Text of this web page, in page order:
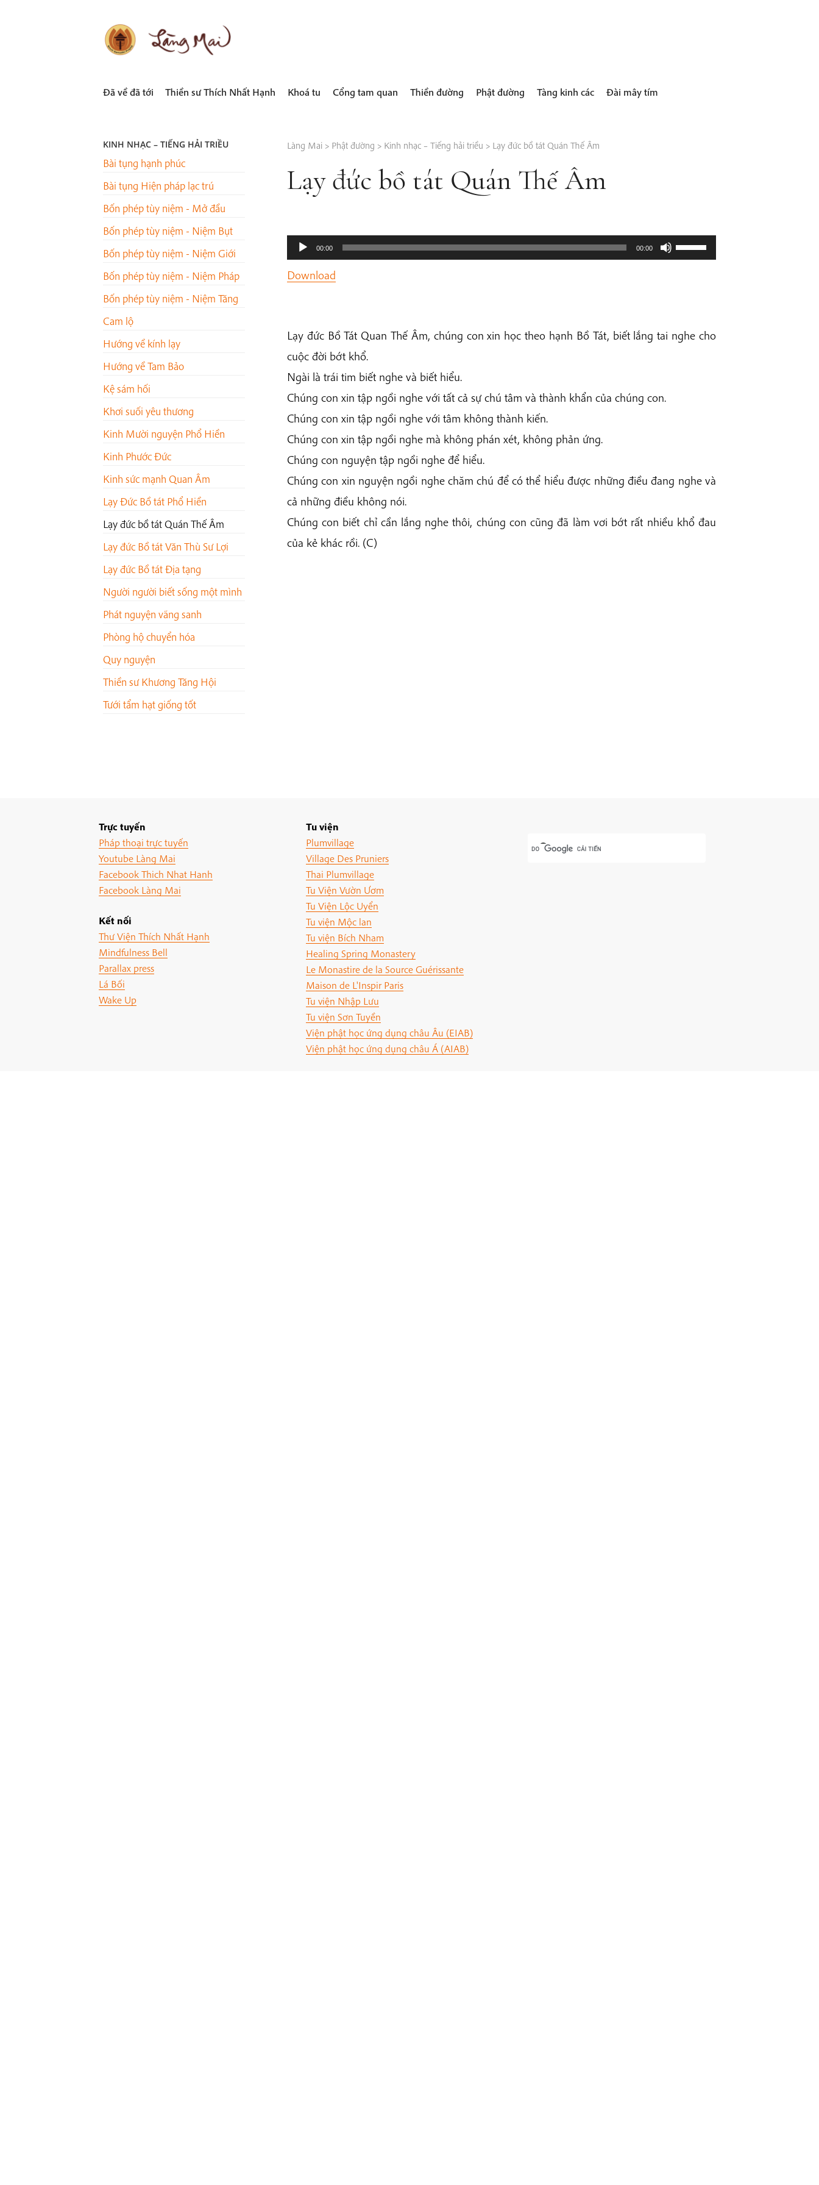
LÀNG MAI
Đã về đã tới Thiền sư Thích Nhất Hạnh Khoá tu Cổng tam quan Thiền đường Phật đường Tàng kinh các Đài mây tím
KINH NHẠC – TIẾNG HẢI TRIỀU
Bài tụng hạnh phúc
Bài tụng Hiện pháp lạc trú
Bốn phép tùy niệm - Mở đầu
Bốn phép tùy niệm - Niệm Bụt
Bốn phép tùy niệm - Niệm Giới
Bốn phép tùy niệm - Niệm Pháp
Bốn phép tùy niệm - Niệm Tăng
Cam lộ
Hướng về kính lạy
Hướng về Tam Bảo
Kệ sám hối
Khơi suối yêu thương
Kinh Mười nguyện Phổ Hiền
Kinh Phước Đức
Kinh sức mạnh Quan Âm
Lạy Đức Bồ tát Phổ Hiền
Lạy đức bồ tát Quán Thế Âm
Lạy đức Bồ tát Văn Thù Sư Lợi
Lạy đức Bồ tát Địa tạng
Người người biết sống một mình
Phát nguyện vãng sanh
Phòng hộ chuyển hóa
Quy nguyện
Thiền sư Khương Tăng Hội
Tưới tẩm hạt giống tốt
Làng Mai> Phật đường > Kinh nhạc – Tiếng hải triều > Lạy đức bồ tát Quán Thế Âm
Lạy đức bồ tát Quán Thế Âm
Audio
Player
00:00 00:00
Use
Up/Down
increase
or
Download
Lạy đức Bồ Tát Quan Thế Âm, chúng con xin học theo hạnh Bồ Tát, biết lắng tai nghe cho
cuộc đời bớt khổ.
Ngài là trái tim biết nghe và biết hiểu.
Chúng con xin tập ngồi nghe với tất cả sự chú tâm và thành khẩn của chúng con.
Chúng con xin tập ngồi nghe với tâm không thành kiến.
Chúng con xin tập ngồi nghe mà không phán xét, không phản ứng.
Chúng con nguyện tập ngồi nghe để hiểu.
Chúng con xin nguyện ngồi nghe chăm chú để có thể hiểu được những điều đang nghe và
cả những điều không nói.
Chúng con biết chỉ cần lắng nghe thôi, chúng con cũng đã làm vơi bớt rất nhiều khổ đau
của kẻ khác rồi. (C)
Trực tuyến
Pháp thoại trực tuyến
Youtube Làng Mai
Facebook Thich Nhat Hanh
Facebook Làng Mai
Kết nối
Thư Viện Thích Nhất Hạnh
Mindfulness Bell
Parallax press
Lá Bối
Wake Up
Tu viện
Plumvillage
Village Des Pruniers
Thai Plumvillage
Tu Viện Vườn Ươm
Tu Viện Lộc Uyển
Tu viện Mộc lan
Tu viện Bích Nham
Healing Spring Monastery
Le Monastire de la Source Guérissante
Maison de L'Inspir Paris
Tu viện Nhập Lưu
Tu viện Sơn Tuyền
Viện phật học ứng dụng châu Âu (EIAB)
Viện phật học ứng dụng châu Á (AIAB)